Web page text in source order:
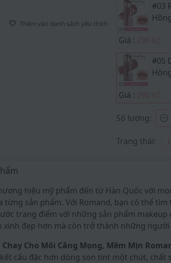
Thêm vào danh sách yêu thích
#03
Giá :
#05
Giá :
Số lượng:
Trạng thái:
hiệu mỹ phẩm đến từ Hàn Quốc với
từng sản phẩm. Với Romand, bạn có thể
trang điểm với những sản phẩm
xinh đẹp hơn mà còn trở thành những
Cho Môi Căng Mọng, Mềm Mịn
cấu đặc hơn dòng son tint một chút,